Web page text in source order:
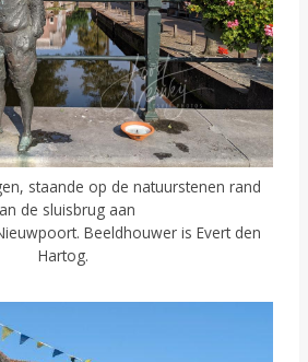
staande op de natuurstenen rand
de sluisbrug aan
Beeldhouwer is Evert den
Hartog.